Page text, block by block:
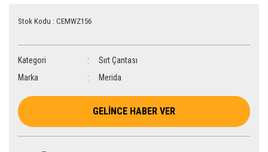
Stok Kodu : CEMWZ156
Kategori
Sırt Çantası
Marka
Merida
GELİNCE HABER VER